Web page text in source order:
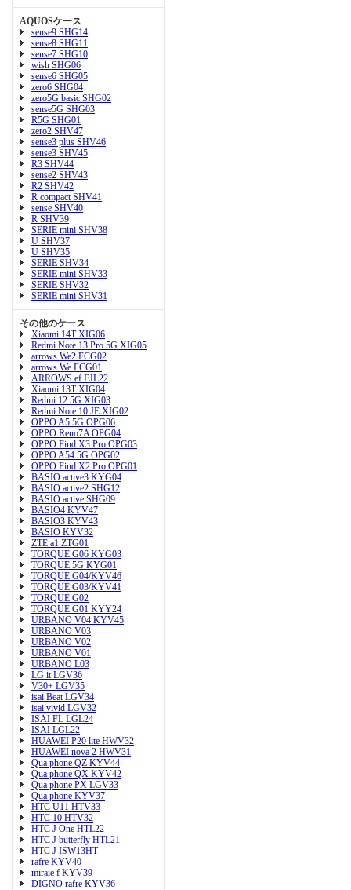
AQUOSケース
sense9 SHG14
sense8 SHG11
sense7 SHG10
wish SHG06
sense6 SHG05
zero6 SHG04
zero5G basic SHG02
sense5G SHG03
R5G SHG01
zero2 SHV47
sense3 plus SHV46
sense3 SHV45
R3 SHV44
sense2 SHV43
R2 SHV42
R compact SHV41
sense SHV40
R SHV39
SERIE mini SHV38
U SHV37
U SHV35
SERIE SHV34
SERIE mini SHV33
SERIE SHV32
SERIE mini SHV31
その他のケース
Xiaomi 14T XIG06
Redmi Note 13 Pro 5G XIG05
arrows We2 FCG02
arrows We FCG01
ARROWS ef FJL22
Xiaomi 13T XIG04
Redmi 12 5G XIG03
Redmi Note 10 JE XIG02
OPPO A5 5G OPG06
OPPO Reno7A OPG04
OPPO Find X3 Pro OPG03
OPPO A54 5G OPG02
OPPO Find X2 Pro OPG01
BASIO active3 KYG04
BASIO active2 SHG12
BASIO active SHG09
BASIO4 KYV47
BASIO3 KYV43
BASIO KYV32
ZTE a1 ZTG01
TORQUE G06 KYG03
TORQUE 5G KYG01
TORQUE G04/KYV46
TORQUE G03/KYV41
TORQUE G02
TORQUE G01 KYY24
URBANO V04 KYV45
URBANO V03
URBANO V02
URBANO V01
URBANO L03
LG it LGV36
V30+ LGV35
isai Beat LGV34
isai vivid LGV32
ISAI FL LGL24
ISAI LGL22
HUAWEI P20 lite HWV32
HUAWEI nova 2 HWV31
Qua phone QZ KYV44
Qua phone QX KYV42
Qua phone PX LGV33
Qua phone KYV37
HTC U11 HTV33
HTC 10 HTV32
HTC J One HTL22
HTC J butterfly HTL21
HTC J ISW13HT
rafre KYV40
miraie f KYV39
DIGNO rafre KYV36